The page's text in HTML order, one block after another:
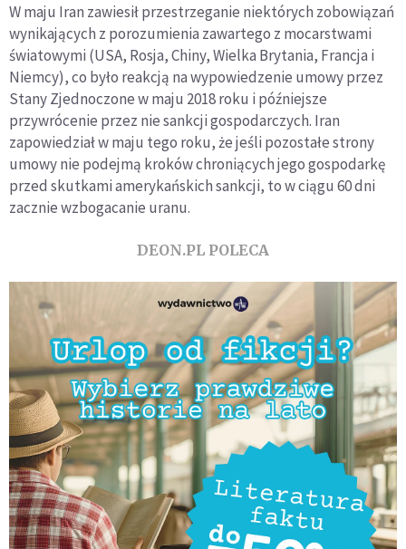
W maju Iran zawiesił przestrzeganie niektórych zobowiązań
wynikających z porozumienia zawartego z mocarstwami
światowymi (USA, Rosja, Chiny, Wielka Brytania, Francja i
Niemcy), co było reakcją na wypowiedzenie umowy przez
Stany Zjednoczone w maju 2018 roku i późniejsze
przywrócenie przez nie sankcji gospodarczych. Iran
zapowiedział w maju tego roku, że jeśli pozostałe strony
umowy nie podejmą kroków chroniących jego gospodarkę
przed skutkami amerykańskich sankcji, to w ciągu 60 dni
zacznie wzbogacanie uranu.
DEON.PL POLECA